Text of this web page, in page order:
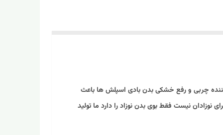
چربی و رفع خشکی بدن بادى اسپلش ها باعث
نیست فقط بوی بدن نوزاد را دارد ما تولید